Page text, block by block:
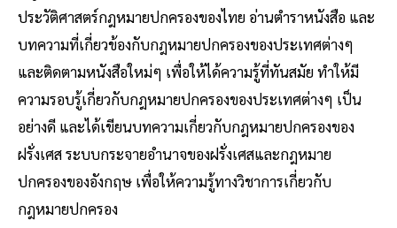
ประวัติศาสตร์กฎหมายปกครองของไทย อ่านตำราหนังสือ และ
บทความที่เกี่ยวข้องกับกฎหมายปกครองของประเทศต่างๆ
และติดตามหนังสือใหม่ๆ เพื่อให้ได้ความรู้ที่ทันสมัย ทำให้มี
ความรอบรู้เกี่ยวกับกฎหมายปกครองของประเทศต่างๆ เป็น
อย่างดี และได้เขียนบทความเกี่ยวกับกฎหมายปกครองของ
ฝรั่งเศส ระบบกระจายอำนาจของฝรั่งเศสและกฎหมาย
ปกครองของอังกฤษ เพื่อให้ความรู้ทางวิชาการเกี่ยวกับ
กฎหมายปกครอง